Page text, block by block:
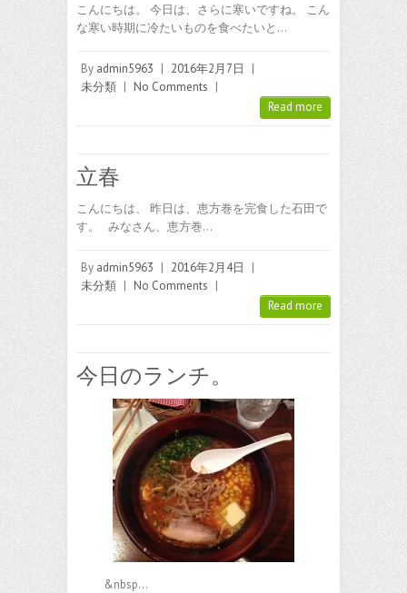
こんにちは。 今日は、さらに寒いですね。 こん
な寒い時期に冷たいものを食べたいと…
By admin5963 | 2016年2月7日
|
未分類 | No Comments |
Read more
立春
こんにちは、 昨日は、恵方巻を完食した石田で
す。 みなさん、恵方巻…
By admin5963 | 2016年2月4日
|
未分類 | No Comments |
Read more
今日のランチ。
&nbsp…